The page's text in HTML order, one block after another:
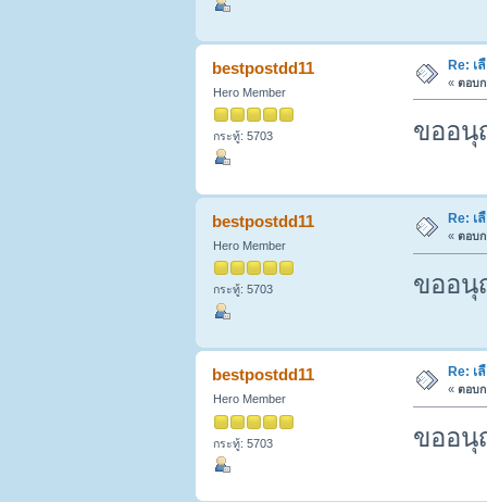
bestpostdd11
Hero Member
กระทู้: 5703
Re:
« ตอบก
ขออ
bestpostdd11
Hero Member
กระทู้: 5703
Re:
« ตอบก
ขออ
bestpostdd11
Hero Member
กระทู้: 5703
Re:
« ตอบก
ขออ